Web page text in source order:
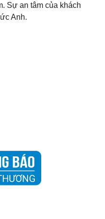
Sự an tâm của khách
Anh.